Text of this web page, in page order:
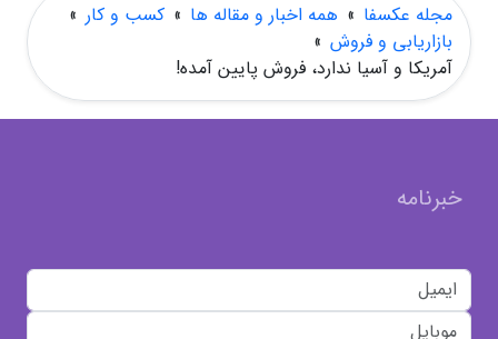
مجله عکسفا » همه اخبار و مقاله ها » کسب و کار »
بازاریابی و فروش »
آمریکا و آسیا ندارد، فروش پایین آمده!
خبرنامه